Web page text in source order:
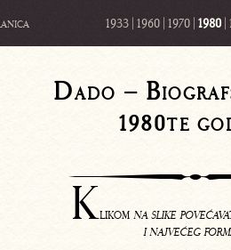
1933| 1960| 1970| 1980|
Dado –
1980te
Klikom na slike
i najvećeg